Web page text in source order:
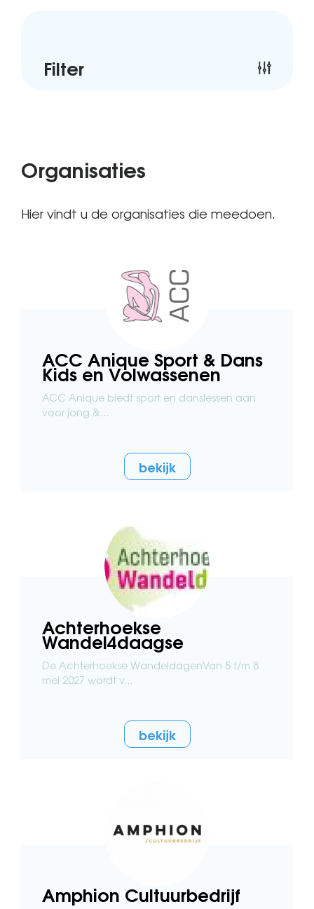
Filter
Organisaties
Hier vindt u de organisaties die meedoen.
ACC Anique Sport & Dans
Kids en Volwassenen
ACC Anique biedt sport en danslessen aan
voor jong &...
bekijk
Achterhoekse
Wandel4daagse
De Achterhoekse WandeldagenVan 5 t/m 8
mei 2027 wordt v...
bekijk
Amphion Cultuurbedrijf